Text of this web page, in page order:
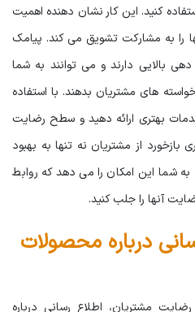
کنید. این کار نشان دهنده اهمیت
را به مشارکت تشویق می کند. پیامک
بالایی دارند و می توانند به شما
های مشتریان بدهند. با استفاده
بهتری ارائه دهید و سطح رضایت
از مشتریان نه تنها به بهبود
شما این امکان را می دهد که روابط
آنها را جلب کنید.
درباره محصولات
مشتریان، اطلاع رسانی درباره